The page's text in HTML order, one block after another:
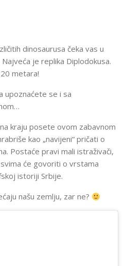
dinosaurusa čeka vas u
je replika Diplodokusa.
metara!
upoznaćete se i sa
kraju posete ovom zabavnom
kao „navijeni“ pričati o
Postaće pravi mali istraživači,
će govoriti o vrstama
istoriji Srbije.
našu zemlju, zar ne?